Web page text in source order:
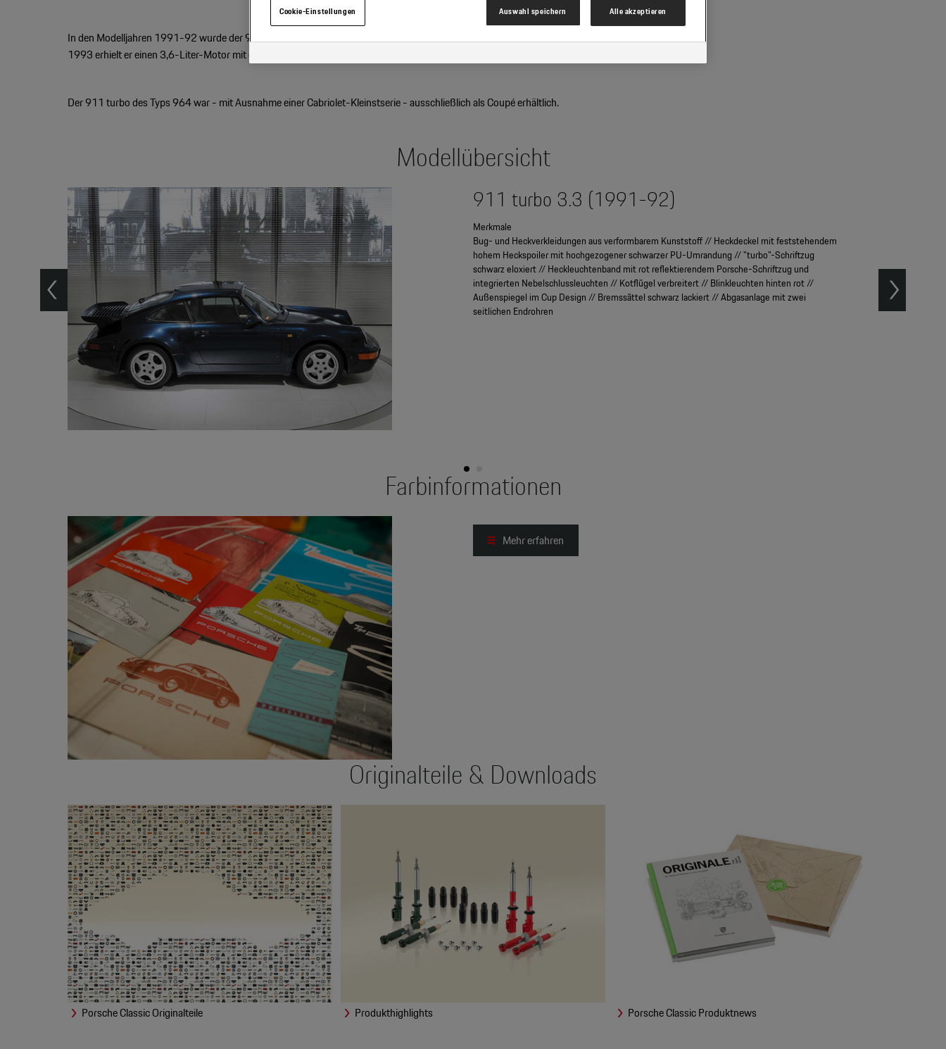
In den Modelljahren 1991-92 wurde der 911 turbo von einem aufgeladenen 3,3-Liter-Motor mit 320 PS angetrieben. Im MJ
1993 erhielt er einen 3,6-Liter-Motor mit einer Leistung von 360 PS. Diese Version war u. a. an roten Bremssätteln zu erkennen.
Der 911 turbo des Typs 964 war - mit Ausnahme einer Cabriolet-Kleinstserie - ausschließlich als Coupé erhältlich.
Modellübersicht
911 turbo 3.3 (1991-92)
Merkmale
Bug- und Heckverkleidungen aus verformbarem Kunststoff // Heckdeckel mit feststehendem
hohem Heckspoiler mit hochgezogener schwarzer PU-Umrandung // "turbo"-Schriftzug
schwarz eloxiert // Heckleuchtenband mit rot reflektierendem Porsche-Schriftzug und
integrierten Nebelschlussleuchten // Kotflügel verbreitert // Blinkleuchten hinten rot //
Außenspiegel im Cup Design // Bremssättel schwarz lackiert // Abgasanlage mit zwei
seitlichen Endrohren
Farbinformationen
Mehr erfahren
Originalteile & Downloads
Porsche Classic Originalteile Produkthighlights Porsche Classic Produktnews
Cookie-Einstellungen Auswahl speichern Alle akzeptieren